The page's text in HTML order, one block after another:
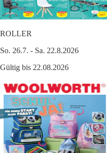
ROLLER
So. 26.7. - Sa. 22.8.2026
Gültig bis 22.08.2026